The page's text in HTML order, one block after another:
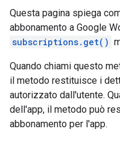
Questa pagina spiega
abbonamento a Google
subscriptions.get()
Quando chiami questo
il metodo restituisce i
autorizzato dall'utente.
dell'app, il metodo può
abbonamento per l'app.